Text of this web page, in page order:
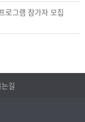
로그램 참가자 모집
길